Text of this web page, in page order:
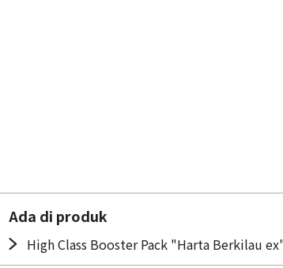
Ada di produk
High Class Booster Pack "Harta Berkilau